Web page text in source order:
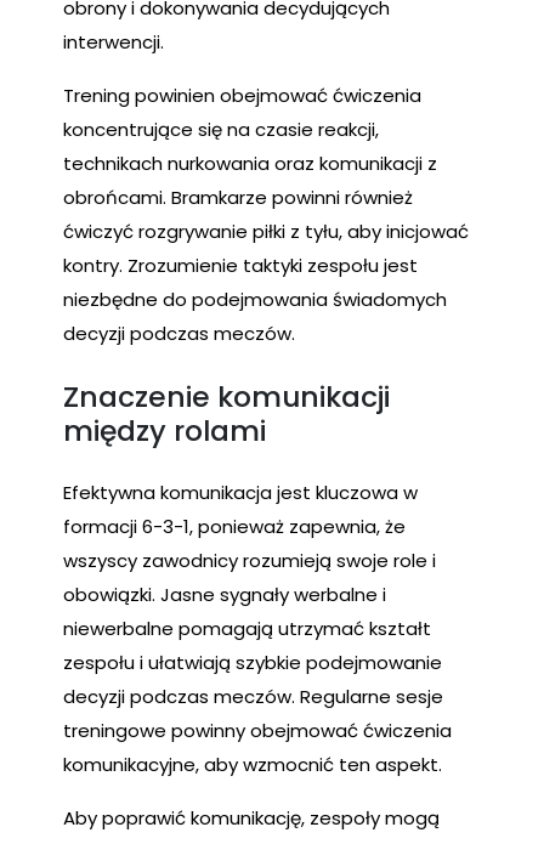
obrony i dokonywania decydujących
interwencji.
Trening powinien obejmować ćwiczenia
koncentrujące się na czasie reakcji,
technikach nurkowania oraz komunikacji z
obrońcami. Bramkarze powinni również
ćwiczyć rozgrywanie piłki z tyłu, aby inicjować
kontry. Zrozumienie taktyki zespołu jest
niezbędne do podejmowania świadomych
decyzji podczas meczów.
Znaczenie komunikacji
między rolami
Efektywna komunikacja jest kluczowa w
formacji 6-3-1, ponieważ zapewnia, że
wszyscy zawodnicy rozumieją swoje role i
obowiązki. Jasne sygnały werbalne i
niewerbalne pomagają utrzymać kształt
zespołu i ułatwiają szybkie podejmowanie
decyzji podczas meczów. Regularne sesje
treningowe powinny obejmować ćwiczenia
komunikacyjne, aby wzmocnić ten aspekt.
Aby poprawić komunikację, zespoły mogą